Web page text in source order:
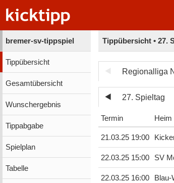
bremer-sv-tippspiel
Tippübersicht
Gesamtübersicht
Wunschergebnis
Tippabgabe
Spielplan
Tabelle
Tippübersicht • 27.
Regionalliga
27. Spieltag
Termin Heim
21.03.25 19:00
22.03.25 15:00 SV
22.03.25 16:00 Blau-